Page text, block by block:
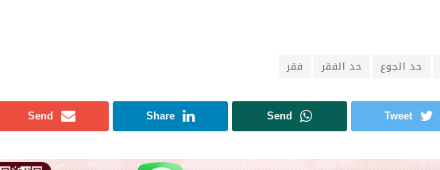
حد الجوع حد الفقر فقر
Tweet
Send
Share
Send